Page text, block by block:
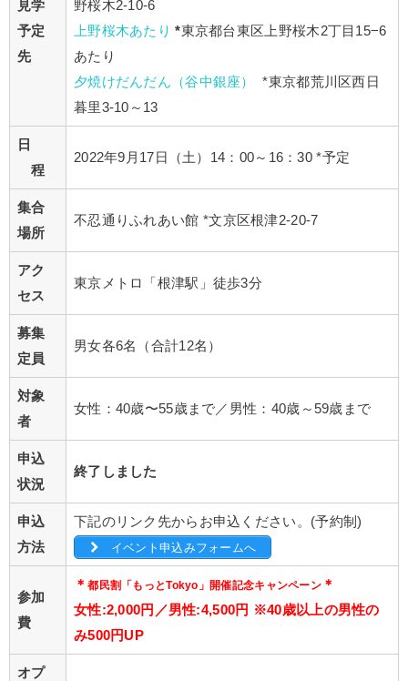
見学
予定
先
野桜木2-10-6
上野桜木あたり *東京都台東区上野桜木2丁目15−6
あたり
夕焼けだんだん（谷中銀座）
*東京都荒川区西日
暮里3-10～13
日
程
2022年9月17日（土）14：00～16：30 *予定
集合
場所
不忍通りふれあい館 *文京区根津​2-20-7​
アク
セス
東京メトロ「根津駅」 ​徒歩3分
募集
定員
男女各6名（合計12名）
対象
者
女性：40歳〜55歳まで／男性：40歳～59歳まで
申込
状況
終了しました
申込
方法
下記のリンク先からお申込ください。(予約制)
イベント申込みフォームへ
参加
費
＊都民割「もっとTokyo」開催記念キャンペーン＊
女性:2,000円／男性:4,500円 ※40歳以上の男性の
み500円UP
オプ